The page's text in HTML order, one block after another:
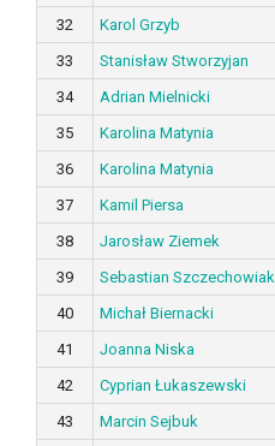
32
Karol Grzyb
33
Stanisław Stworzyjan
34
Adrian Mielnicki
35
Karolina Matynia
36
Karolina Matynia
37
Kamil Piersa
38
Jarosław Ziemek
39
Sebastian Szczechowiak
40
Michał Biernacki
41
Joanna Niska
42
Cyprian Łukaszewski
43
Marcin Sejbuk